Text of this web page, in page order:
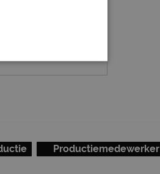
Productiemedewerker